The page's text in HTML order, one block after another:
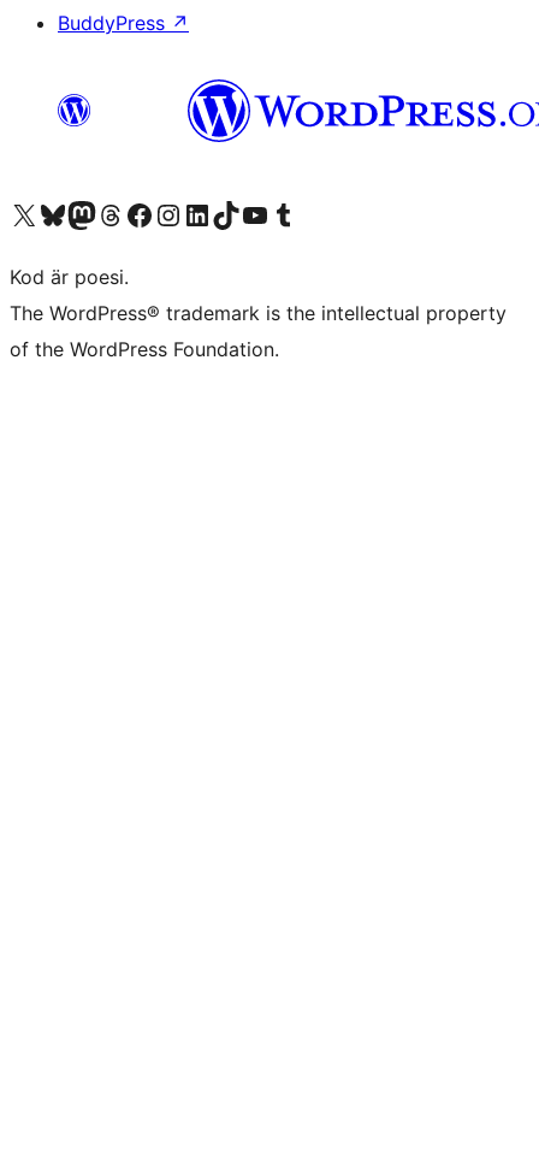
BuddyPress ↗
Besök vår X-konto (f.d. Twitter)
Besök vårt Bluesky-konto
Besök vårt Mastodon-konto
Besök vårt Thread-konto
Besök vår Facebook-sidaBesök vårt Instagram-konto
Besök vårt LinkedIn-konto
Besök vårt TikTok-konto
Besök vår YouTube-kanalBesök vårt Tumblr-konto
Kod är poesi.
The WordPress® trademark is the intellectual property
of the WordPress Foundation.